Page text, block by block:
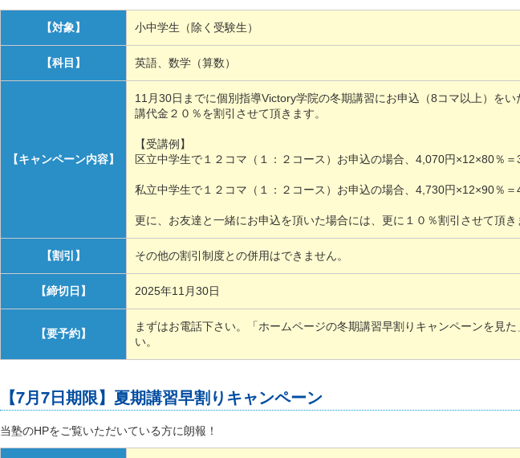
【対象】 小中学生（除く受験生）
【科目】 英語、数学（算数）
【キャンペーン内容】
11月30日までに個別指導Victory学院の冬期講習にお申込（8コマ以上）をい
講代金２０％を割引させて頂きます。
【受講例】
区立中学生で１２コマ（１：２コース）お申込の場合、4,070円×12×80％＝
私立中学生で１２コマ（１：２コース）お申込の場合、4,730円×12×90％＝
更に、お友達と一緒にお申込を頂いた場合には、更に１０％割引させて頂き
【割引】 その他の割引制度との併用はできません。
【締切日】 2025年11月30日
【要予約】
まずはお電話下さい。「ホームページの冬期講習早割りキャンペーンを見た
い。
【7月7日期限】夏期講習早割りキャンペーン
当塾のHPをご覧いただいている方に朗報！